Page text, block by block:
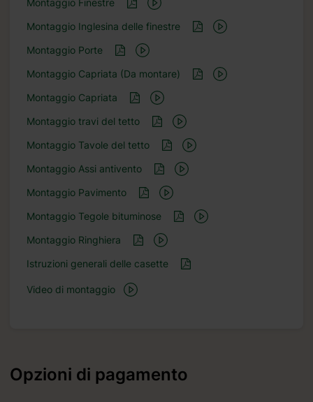
Montaggio Inglesina delle finestre
Montaggio Porte
Montaggio Capriata (Da montare)
Montaggio Capriata
Montaggio travi del tetto
Montaggio Tavole del tetto
Montaggio Assi antivento
Montaggio Pavimento
Montaggio Tegole bituminose
Montaggio Ringhiera
Istruzioni generali delle casette
Video di montaggio
Opzioni di pagamento